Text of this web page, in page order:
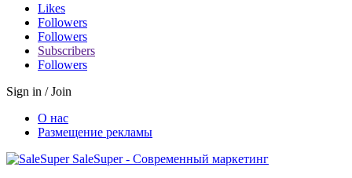
Likes
Followers
Followers
Subscribers
Followers
Sign in / Join
О нас
Размещение рекламы
SaleSuper - Современный маркетинг